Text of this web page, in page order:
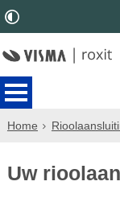
Home
Uw